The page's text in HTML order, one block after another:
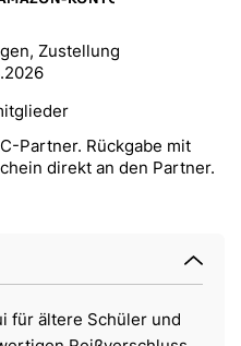
Zustellung
Partner. Rückgabe mit
direkt an den Partner.
für ältere Schüler und